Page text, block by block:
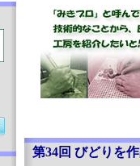
第34回 びどりを